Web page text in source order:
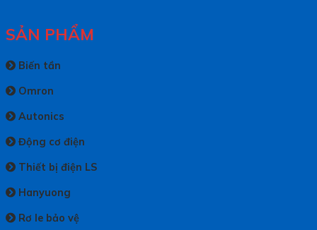
SẢN PHẨM
Biến tần
Omron
Autonics
Động cơ điện
Thiết bị điện LS
Hanyuong
Rơ le bảo vệ